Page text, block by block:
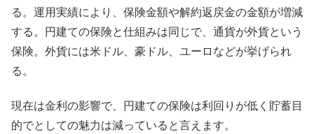
る。運用実績により、保険金額や解約返戻金の金額が増減
する。円建ての保険と仕組みは同じで、通貨が外貨という
保険。外貨には米ドル、豪ドル、ユーロなどが挙げられ
る。
現在は金利の影響で、円建ての保険は利回りが低く貯蓄目
的でとしての魅力は減っていると言えます。